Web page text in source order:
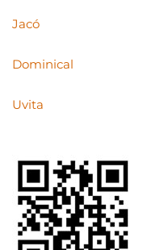
Jacó
Dominical
Uvita